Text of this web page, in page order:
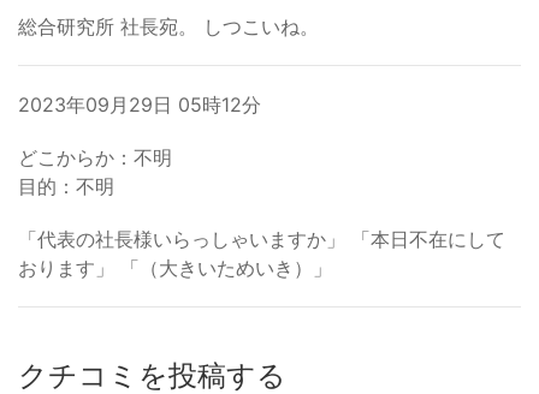
総合研究所 社長宛。 しつこいね。
2023年09月29日 05時12分
どこからか：不明
目的：不明
「代表の社長様いらっしゃいますか」 「本日不在にして
おります」 「（大きいためいき）」
クチコミを投稿する